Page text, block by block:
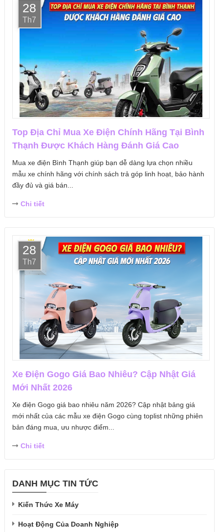
28
Th7
Top Địa Chỉ Mua Xe Điện Chính Hãng Tại Bình
Thạnh Được Khách Hàng Đánh Giá Cao
Mua xe điện Bình Thạnh giúp bạn dễ dàng lựa chọn nhiều
mẫu xe chính hãng với chính sách trả góp linh hoạt, bảo hành
đầy đủ và giá bán...
Chi tiết
28
Th7
Xe Điện Gogo Giá Bao Nhiêu? Cập Nhật Giá
Mới Nhất 2026
Xe điện Gogo giá bao nhiêu năm 2026? Cập nhật bảng giá
mới nhất của các mẫu xe điện Gogo cùng toplist những phiên
bản đáng mua, ưu nhược điểm...
Chi tiết
DANH MỤC TIN TỨC
Kiến Thức Xe Máy
Hoạt Động Của Doanh Nghiệp